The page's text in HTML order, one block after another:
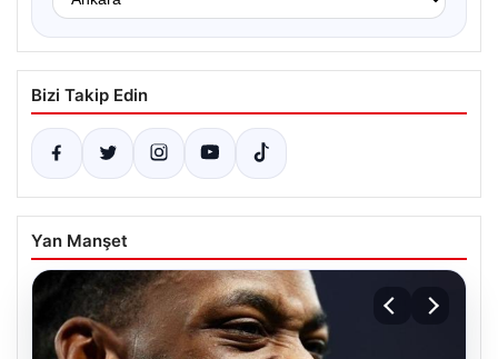
Bizi Takip Edin
Yan Manşet